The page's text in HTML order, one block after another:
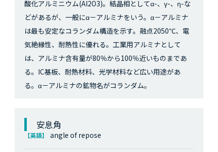
酸化アルミニウム(Al2O3)。結晶相としてα-、γ-、η-な
どがあるが、一般にα－アルミナをいう。α－アルミナ
は最も安定なコランダム構造を示す。融点2050℃、電
気絶縁性、耐熱性に優れる。工業用アルミナとして
は、アルミナ含有量が80％から100％近いものまであ
る。IC基板、耐熱材料、光学材料など広い用途があ
る。α－アルミナの鉱物名がコランダム。
安息角
【英語】 angle of repose